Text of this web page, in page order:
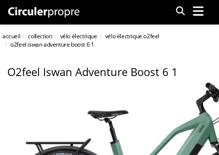
Menu
accueil collection vélo électrique
vélo électrique o2feel
o2feel iswan adventure boost 6 1
O2feel Iswan Adventure Boost 6 1